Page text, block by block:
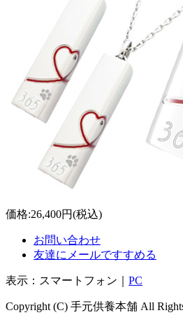
価格:26,400円(税込)
お問い合わせ
友達にメールですすめる
表示：スマートフォン｜ PC
Copyright (C) 手元供養本舗 All